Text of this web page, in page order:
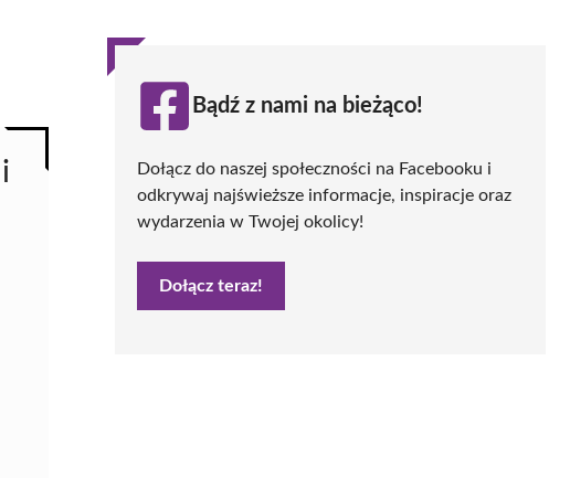
Bądź z nami na bieżąco!
Dołącz do naszej społeczności na Facebooku i
odkrywaj najświeższe informacje, inspiracje oraz
wydarzenia w Twojej okolicy!
Dołącz teraz!